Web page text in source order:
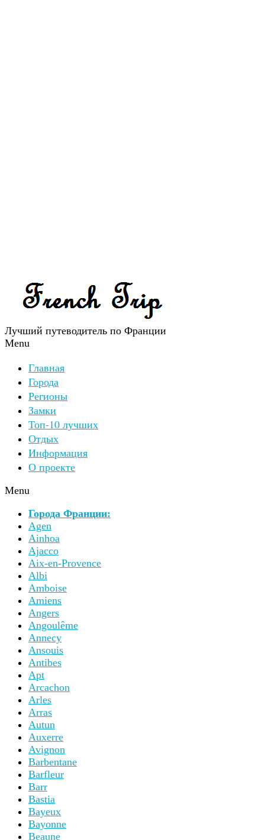
Лучший путеводитель по Франции
Menu
Главная
Города
Регионы
Замки
Топ-10 лучших
Отдых
Информация
О проекте
Menu
Города Франции:
Agen
Ainhoa
Ajacco
Aix-en-Provence
Albi
Amboise
Amiens
Angers
Angoulême
Annecy
Ansouis
Antibes
Apt
Arcachon
Arles
Arras
Autun
Auxerre
Avignon
Barbentane
Barfleur
Barr
Bastia
Bayeux
Bayonne
Beaune